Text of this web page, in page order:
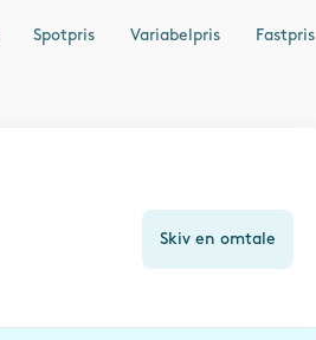
Spotpris Variabelpris Fastpris
Skiv en omtale